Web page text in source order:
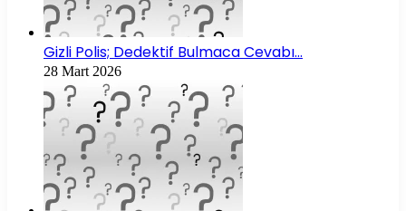
Gizli Polis; Dedektif Bulmaca Cevabı…
28 Mart 2026